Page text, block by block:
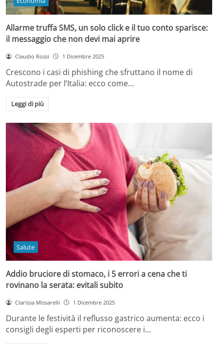
Allarme truffa SMS, un solo click e il tuo conto sparisce:
il messaggio che non devi mai aprire
Claudio Rossi 1 Dicembre 2025
Crescono i casi di phishing che sfruttano il nome di
Autostrade per l’Italia: ecco come…
Leggi di più
Salute
Addio bruciore di stomaco, i 5 errori a cena che ti
rovinano la serata: evitali subito
Clarissa Missarelli 1 Dicembre 2025
Durante le festività il reflusso gastrico aumenta: ecco i
consigli degli esperti per riconoscere i…